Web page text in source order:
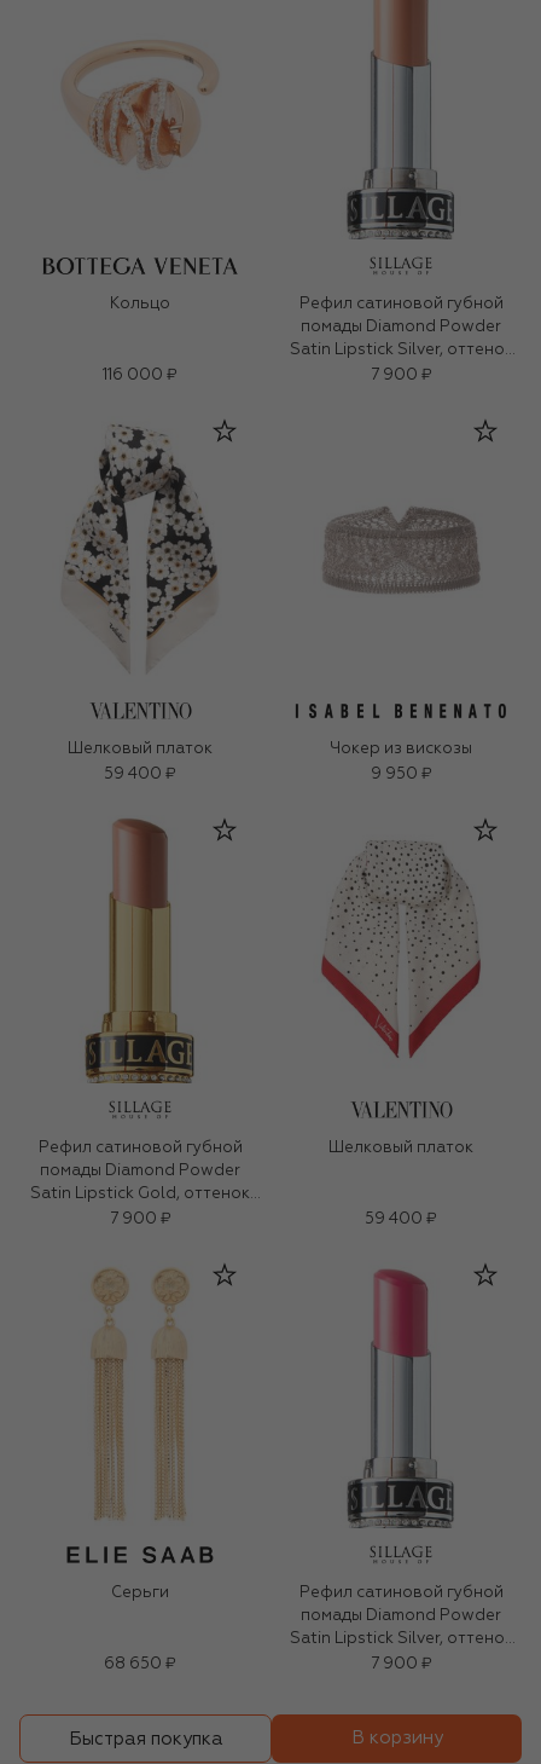
Кольцо
116 000 ₽
Рефил сатиновой губной
помады Diamond Powder
Satin Lipstick Silver, оттенок
Tender Tone (3g)
7 900 ₽
Шелковый платок
59 400 ₽
Чокер из вискозы
9 950 ₽
Рефил сатиновой губной
помады Diamond Powder
Satin Lipstick Gold, оттенок
Peachfully Speaking (3g)
7 900 ₽
Шелковый платок
59 400 ₽
Серьги
68 650 ₽
Рефил сатиновой губной
помады Diamond Powder
Satin Lipstick Silver, оттенок
Monarch (3g)
7 900 ₽
Быстрая покупка В корзину